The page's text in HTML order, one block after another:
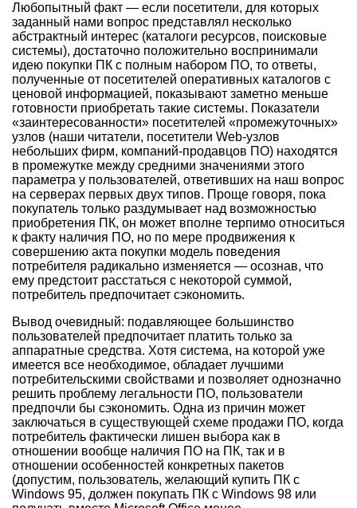
Любопытный факт — если посетители, для которых
заданный нами вопрос представлял несколько
абстрактный интерес (каталоги ресурсов, поисковые
системы), достаточно положительно воспринимали
идею покупки ПК с полным набором ПО, то ответы,
полученные от посетителей оперативных каталогов с
ценовой информацией, показывают заметно меньше
готовности приобретать такие системы. Показатели
«заинтересованности» посетителей «промежуточных»
узлов (наши читатели, посетители Web-узлов
небольших фирм, компаний-продавцов ПО) находятся
в промежутке между средними значениями этого
параметра у пользователей, ответивших на наш вопрос
на серверах первых двух типов. Проще говоря, пока
покупатель только раздумывает над возможностью
приобретения ПК, он может вполне терпимо относиться
к факту наличия ПО, но по мере продвижения к
совершению акта покупки модель поведения
потребителя радикально изменяется — осознав, что
ему предстоит расстаться с некоторой суммой,
потребитель предпочитает сэкономить.
Вывод очевидный: подавляющее большинство
пользователей предпочитает платить только за
аппаратные средства. Хотя система, на которой уже
имеется все необходимое, обладает лучшими
потребительскими свойствами и позволяет однозначно
решить проблему легальности ПО, пользователи
предпочли бы сэкономить. Одна из причин может
заключаться в существующей схеме продажи ПО, когда
потребитель фактически лишен выбора как в
отношении вообще наличия ПО на ПК, так и в
отношении особенностей конкретных пакетов
(допустим, пользователь, желающий купить ПК с
Windows 95, должен покупать ПК с Windows 98 или